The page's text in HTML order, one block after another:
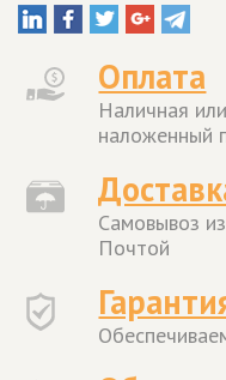
Оплата
Наличная
наложенный
Самовывоз
Почтой